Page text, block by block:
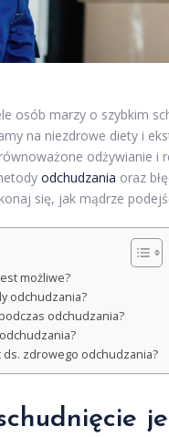
osób marzy o szybkim
na niezdrowe diety i
odżywianie i
odchudzania oraz
się, jak mądrze
możliwe?
odchudzania?
odchudzania?
zdrowego odchudzania?